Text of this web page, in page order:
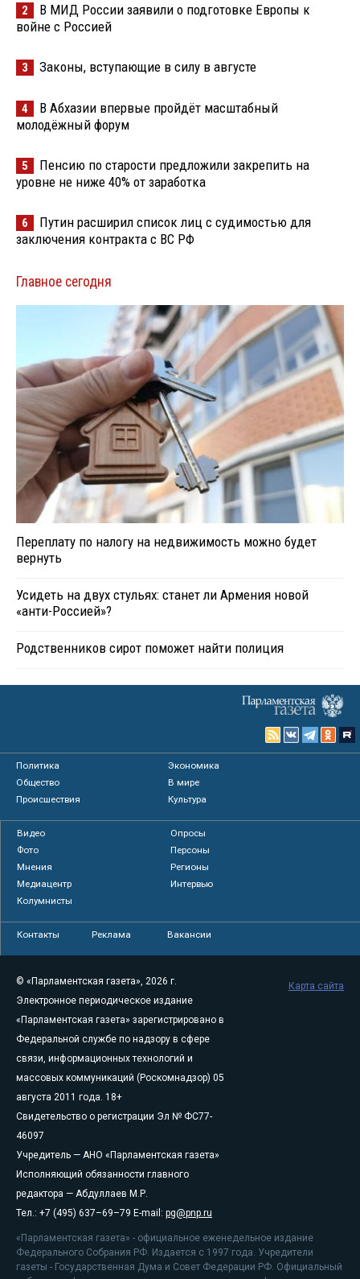
2
В МИД России заявили о подготовке Европы к
войне с Россией
3 Законы, вступающие в силу в августе
4
В Абхазии впервые пройдёт масштабный
молодёжный форум
5
Пенсию по старости предложили закрепить на
уровне не ниже 40% от заработка
6
Путин расширил список лиц с судимостью для
заключения контракта с ВС РФ
Главное сегодня
Переплату по налогу на недвижимость можно будет
вернуть
Усидеть на двух стульях: станет ли Армения новой
«анти-Россией»?
Родственников сирот поможет найти полиция
Политика
Экономика
Общество
В мире
Происшествия
Культура
Видео
Опросы
Фото
Персоны
Мнения
Регионы
Медиацентр
Интервью
Колумнисты
Контакты Реклама Вакансии
© «Парламентская газета», 2026 г.
Электронное периодическое издание
«Парламентская газета» зарегистрировано в
Федеральной службе по надзору в сфере
связи, информационных технологий и
массовых коммуникаций (Роскомнадзор) 05
августа 2011 года. 18+
Свидетельство о регистрации Эл № ФС77-
46097
Учредитель — АНО «Парламентская газета»
Исполняющий обязанности главного
редактора — Абдуллаев М.Р.
Тел.: +7 (495) 637–69–79 E-mail: pg@pnp.ru
«Парламентская газета» - официальное еженедельное издание
Федерального Собрания РФ. Издается с 1997 года. Учредители
газеты - Государственная Дума и Совет Федерации РФ. Официальный
Карта сайта